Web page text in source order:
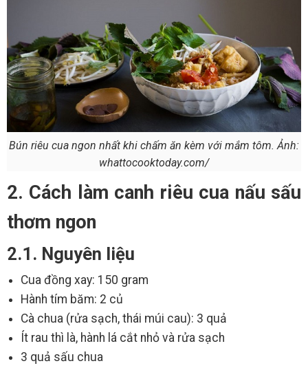
Bún riêu cua ngon nhất khi chấm ăn kèm với mắm tôm. Ảnh:
whattocooktoday.com/
2. Cách làm canh riêu cua nấu sấu
thơm ngon
2.1. Nguyên liệu
Cua đồng xay: 150 gram
Hành tím băm: 2 củ
Cà chua (rửa sạch, thái múi cau): 3 quả
Ít rau thì là, hành lá cắt nhỏ và rửa sạch
3 quả sấu chua